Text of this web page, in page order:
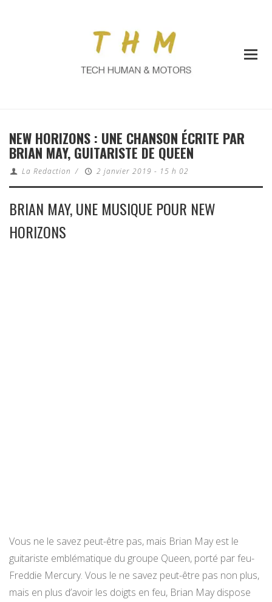
NEW HORIZONS : UNE CHANSON ÉCRITE PAR
BRIAN MAY, GUITARISTE DE QUEEN
La Redaction / 2 janvier 2019 - 15 h 02
BRIAN MAY, UNE MUSIQUE POUR NEW
HORIZONS
Vous ne le savez peut-être pas, mais Brian May est le
guitariste emblématique du groupe Queen, porté par feu-
Freddie Mercury. Vous le ne savez peut-être pas non plus,
mais en plus d’avoir les doigts en feu, Brian May dispose